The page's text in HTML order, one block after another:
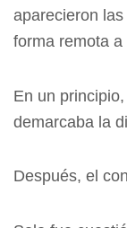
aparecieron
forma remota
En un
demarcaba la
Después, el